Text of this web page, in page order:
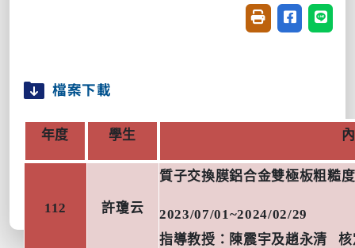
友善列印(開新視
分享至臉書
分享
檔案下載
年度 學生
112 許瓊云
質子交換膜鋁合金雙極板粗糙
2023/07/01~2024/02/29
指導教授： 陳震宇及趙永清